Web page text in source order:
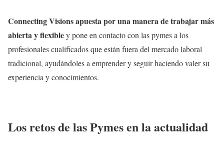
Connecting Visions apuesta por una manera de trabajar más
abierta y flexibley pone en contacto con las pymes a los
profesionales cualificados que están fuera del mercado laboral
tradicional, ayudándoles a emprender y seguir haciendo valer su
experiencia y conocimientos.
Los retos de las Pymes en la actualidad